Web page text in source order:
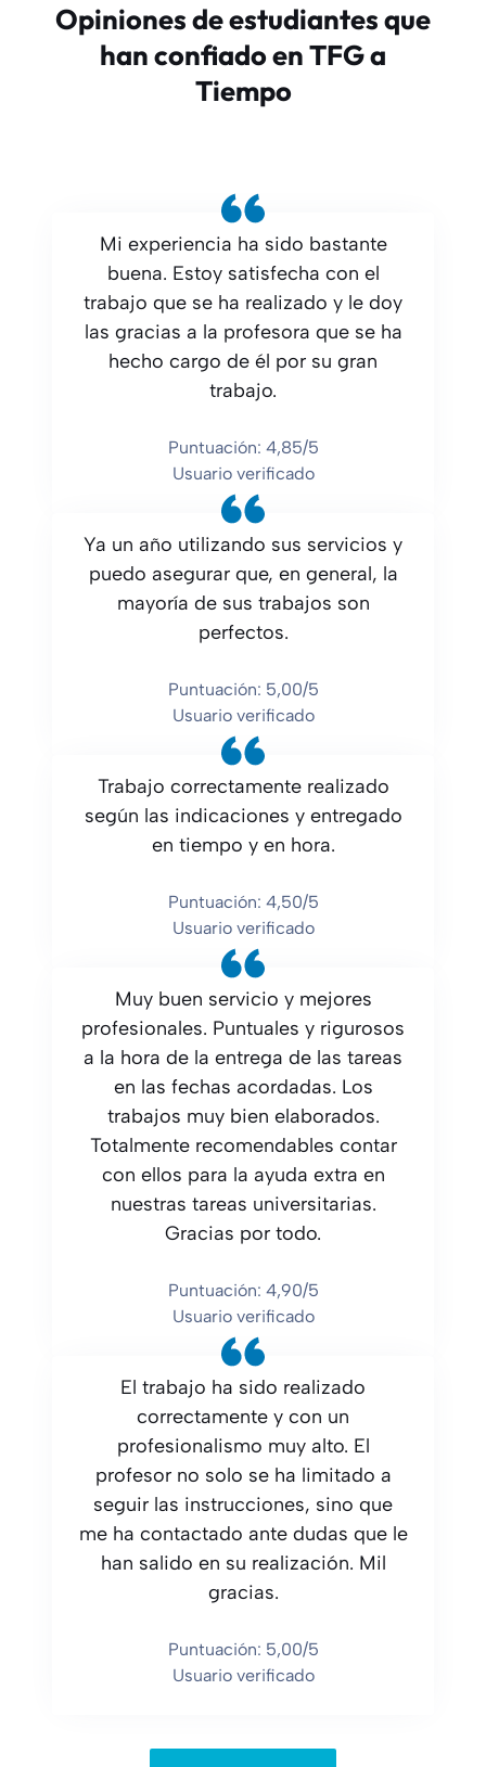
Opiniones de estudiantes que
han confiado en TFG a
Tiempo
Mi experiencia ha sido bastante
buena. Estoy satisfecha con el
trabajo que se ha realizado y le doy
las gracias a la profesora que se ha
hecho cargo de él por su gran
trabajo.
Puntuación: 4,85/5
Usuario verificado
Ya un año utilizando sus servicios y
puedo asegurar que, en general, la
mayoría de sus trabajos son
perfectos.
Puntuación: 5,00/5
Usuario verificado
Trabajo correctamente realizado
según las indicaciones y entregado
en tiempo y en hora.
Puntuación: 4,50/5
Usuario verificado
Muy buen servicio y mejores
profesionales. Puntuales y rigurosos
a la hora de la entrega de las tareas
en las fechas acordadas. Los
trabajos muy bien elaborados.
Totalmente recomendables contar
con ellos para la ayuda extra en
nuestras tareas universitarias.
Gracias por todo.
Puntuación: 4,90/5
Usuario verificado
El trabajo ha sido realizado
correctamente y con un
profesionalismo muy alto. El
profesor no solo se ha limitado a
seguir las instrucciones, sino que
me ha contactado ante dudas que le
han salido en su realización. Mil
gracias.
Puntuación: 5,00/5
Usuario verificado